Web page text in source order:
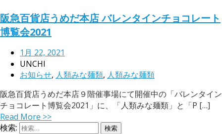
阪急百貨店うめだ本店 バレンタインチョコレート
博覧会2021
1月 22, 2021
UNCHI
お知らせ, 人類みな麺類, 人類みな麺類
阪急百貨店うめだ本店９階催事場にて開催中の「バレンタイン
チョコレート博覧会2021」に、「人類みな麺類」と「P […]
Read More >>
検索: